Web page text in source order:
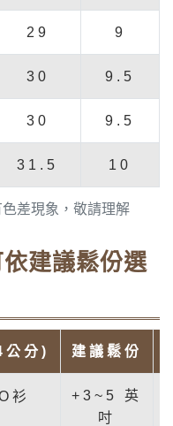
差現象，敬請理解
29 9
30 9.5
30 9.5
31.5 10
建議鬆份選
分) 建議鬆份
+3~5 英
吋